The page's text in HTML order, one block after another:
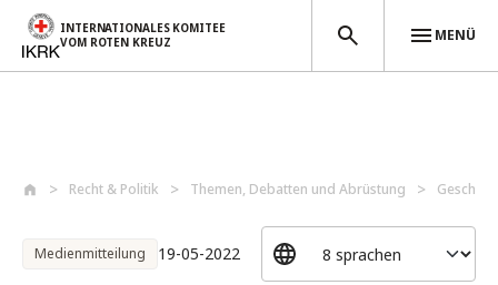
INTERNATIONALES KOMITEE
VOM ROTEN KREUZ
MENÜ
Recht & Politik Themen, Debatten und Abrüstung
Medienmitteilung 19-05-2022